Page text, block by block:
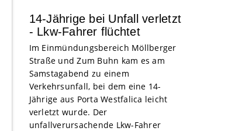
14-Jährige bei Unfall verletzt
- Lkw-Fahrer flüchtet
Im Einmündungsbereich Möllberger
Straße und Zum Buhn kam es am
Samstagabend zu einem
Verkehrsunfall, bei dem eine 14-
Jährige aus Porta Westfalica leicht
verletzt wurde. Der
unfallverursachende Lkw-Fahrer